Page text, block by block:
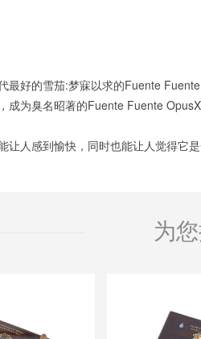
好的雪茄:梦寐以求的Fuente
成为臭名昭著的Fuente Fuente
人感到愉快，同时也能让人觉得它
为